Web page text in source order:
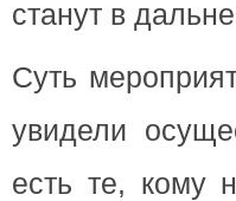
станут в
Суть
увидели
есть те, кому